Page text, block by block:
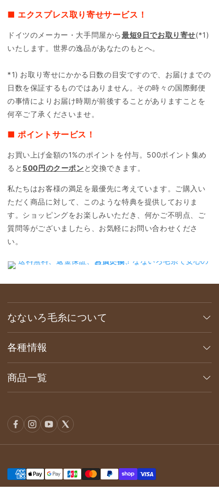
■ エクスプレス取り寄せサービス！
ドイツのメーカー・大手問屋から最短9日でお取り寄せ(*1)
いたします。世界の逸品があなたのもとへ。
*1) お取り寄せにかかる日数の目安ですので、お届けまでの
日数を保証するものではありません。その時々の国際郵便
の事情によりお届け時期が前後することがありますことを
何卒ご了承くださいませ。
■ ポイントサービス！
お買い上げ金額の1%のポイントを付与。500ポイント集め
ると 500円のクーポンと交換できます。
私たちはお客様の満足を最優先に考えています。ご購入い
ただく商品に対して、このような特典を提供しておりま
す。ショッピングをお楽しみいただき、何かご不明点、ご
質問等がございましたら、お気軽にお問い合わせくださ
い。
なないろ毛糸について
各種情報
商品一覧